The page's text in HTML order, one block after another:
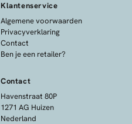
Klantenservice
Algemene voorwaarden
Privacyverklaring
Contact
Ben je een retailer?
Contact
Havenstraat 80P
1271 AG Huizen
Nederland